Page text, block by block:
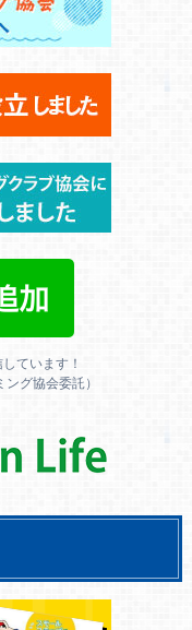
ています！
グ協会委託）